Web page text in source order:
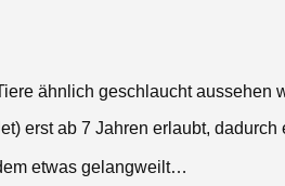
ähnlich geschlaucht aussehen
erst ab 7 Jahren erlaubt,
etwas gelangweilt…